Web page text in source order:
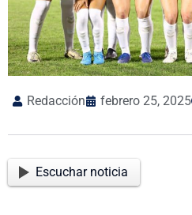
Redacción febrero 25, 2025
Escuchar noticia